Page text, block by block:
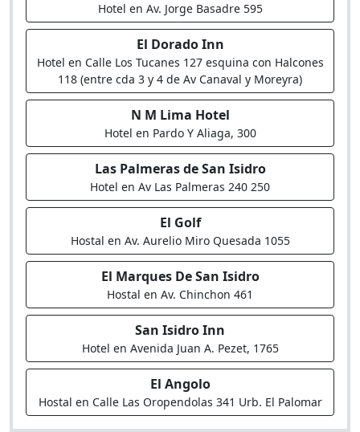
Hotel en Av. Jorge Basadre 595
El Dorado Inn
Hotel en Calle Los Tucanes 127 esquina con Halcones
118 (entre cda 3 y 4 de Av Canaval y Moreyra)
N M Lima Hotel
Hotel en Pardo Y Aliaga, 300
Las Palmeras de San Isidro
Hotel en Av Las Palmeras 240 250
El Golf
Hostal en Av. Aurelio Miro Quesada 1055
El Marques De San Isidro
Hostal en Av. Chinchon 461
San Isidro Inn
Hotel en Avenida Juan A. Pezet, 1765
El Angolo
Hostal en Calle Las Oropendolas 341 Urb. El Palomar